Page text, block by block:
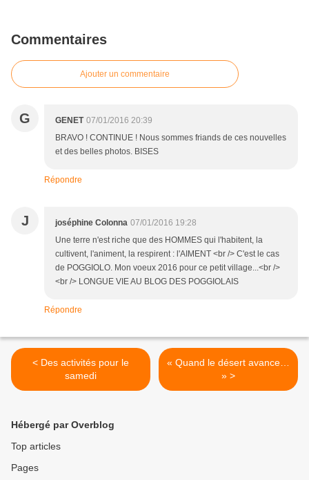
Commentaires
Ajouter un commentaire
G GENET 07/01/2016 20:39
BRAVO ! CONTINUE ! Nous sommes friands de ces nouvelles
et des belles photos. BISES
Répondre
J joséphine Colonna 07/01/2016 19:28
Une terre n'est riche que des HOMMES qui l'habitent, la
cultivent, l'animent, la respirent : l'AIMENT <br /> C'est le cas
de POGGIOLO. Mon voeux 2016 pour ce petit village...<br />
<br /> LONGUE VIE AU BLOG DES POGGIOLAIS
Répondre
< Des activités pour le
samedi
« Quand le désert avance…
» >
Hébergé par Overblog
Top articles
Pages